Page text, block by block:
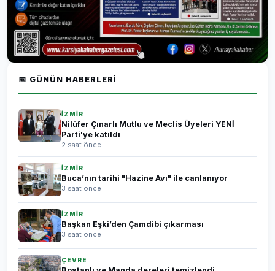
📅 GÜNÜN HABERLERI
İZMİR
Nilüfer Çınarlı Mutlu ve Meclis Üyeleri YENİ
Parti'ye katıldı
2 saat önce
İZMİR
Buca’nın tarihi "Hazine Avı" ile canlanıyor
3 saat önce
İZMİR
Başkan Eşki’den Çamdibi çıkarması
3 saat önce
ÇEVRE